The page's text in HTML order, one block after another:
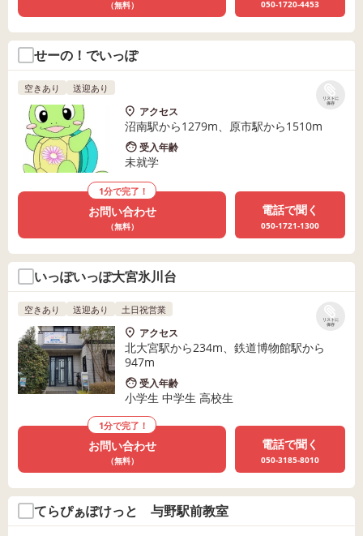
（無料） 050-1720-4453
せーの！でいっぽ
リストに
保存
空きあり 送迎あり
アクセス
沼南駅から1279m、原市駅から1510m
受入年齢
未就学
1分で完了！
お問い合わせ
（無料）
電話で聞く
050-1721-1300
いっぽいっぽ大宮氷川台
リストに
保存
空きあり 送迎あり 土日祝営業
アクセス
北大宮駅から234m、鉄道博物館駅から
947m
受入年齢
小学生 中学生 高校生
1分で完了！
お問い合わせ
（無料）
電話で聞く
050-3185-8010
てらぴぁぽけっと 与野駅前教室